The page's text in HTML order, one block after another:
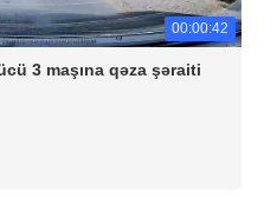
00:00:42
3 maşına qəza şəraiti